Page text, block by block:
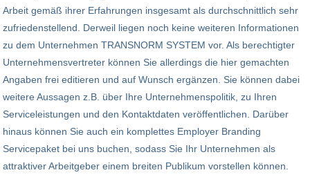
Arbeit gemäß ihrer Erfahrungen insgesamt als durchschnittlich sehr
zufriedenstellend. Derweil liegen noch keine weiteren Informationen
zu dem Unternehmen TRANSNORM SYSTEM vor. Als berechtigter
Unternehmensvertreter können Sie allerdings die hier gemachten
Angaben frei editieren und auf Wunsch ergänzen. Sie können dabei
weitere Aussagen z.B. über Ihre Unternehmenspolitik, zu Ihren
Serviceleistungen und den Kontaktdaten veröffentlichen. Darüber
hinaus können Sie auch ein komplettes Employer Branding
Servicepaket bei uns buchen, sodass Sie Ihr Unternehmen als
attraktiver Arbeitgeber einem breiten Publikum vorstellen können.